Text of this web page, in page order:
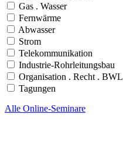
Gas . Wasser
Fernwärme
Abwasser
Strom
Telekommunikation
Industrie-Rohrleitungsbau
Organisation . Recht . BWL
Tagungen
Alle Online-Seminare